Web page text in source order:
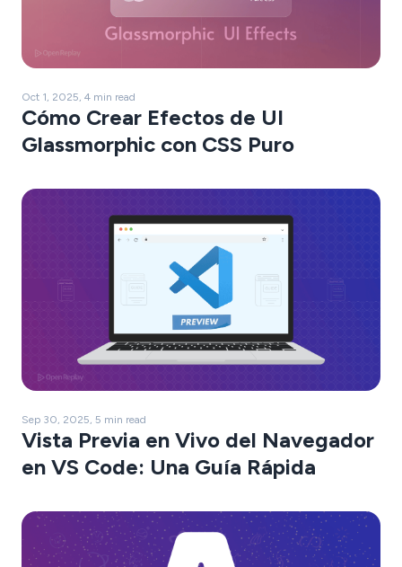
Oct 1, 2025, 4 min read
Cómo Crear Efectos de UI
Glassmorphic con CSS Puro
Sep 30, 2025, 5 min read
Vista Previa en Vivo del Navegador
en VS Code: Una Guía Rápida